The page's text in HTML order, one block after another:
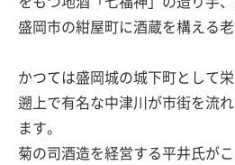
盛岡市の紺屋町に酒蔵を構える老
かつては盛岡城の城下町として
遡上で有名な中津川が市街を流
ます。
菊の司酒造を経営する平井氏が